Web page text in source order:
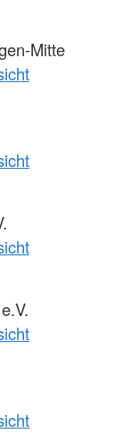
Mitte